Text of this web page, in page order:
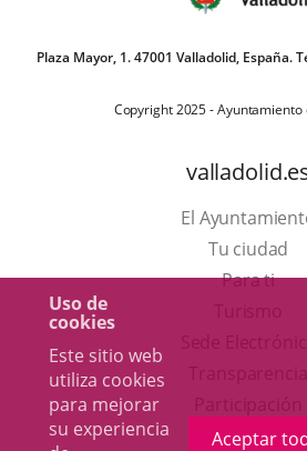
Uso de
cookies
Este sitio web
utiliza cookies
para mejorar
su experiencia
Aceptar
Plaza Mayor, 1. 47001 Valladolid, España.
Copyright 2025 - Ayuntamiento
El
Tu ciudad
Para ti
en